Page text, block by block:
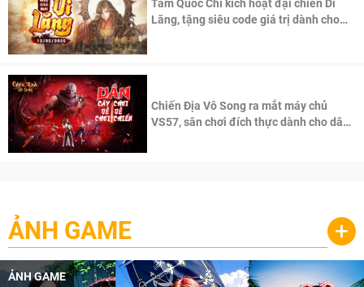
Tam Quốc Chí kích hoạt đại chiến Di
Lăng, tặng siêu code giá trị dành cho
Chiến Địa Vô Song ra mắt máy chủ
VS57, sân chơi đích thực dành cho dân
ẢNH GAME +
ẢNH GAME